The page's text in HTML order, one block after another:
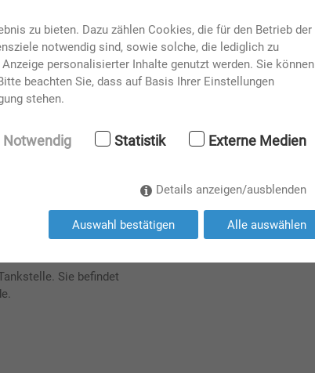
Sie befindet
zu bieten. Dazu zählen Cookies, die für den Betrieb der
notwendig sind, sowie solche, die lediglich zu
personalisierter Inhalte genutzt werden. Sie können
beachten Sie, dass auf Basis Ihrer Einstellungen
stehen.
Notwendig Statistik Externe Medien
Details anzeigen/ausblenden
Auswahl bestätigen Alle auswählen